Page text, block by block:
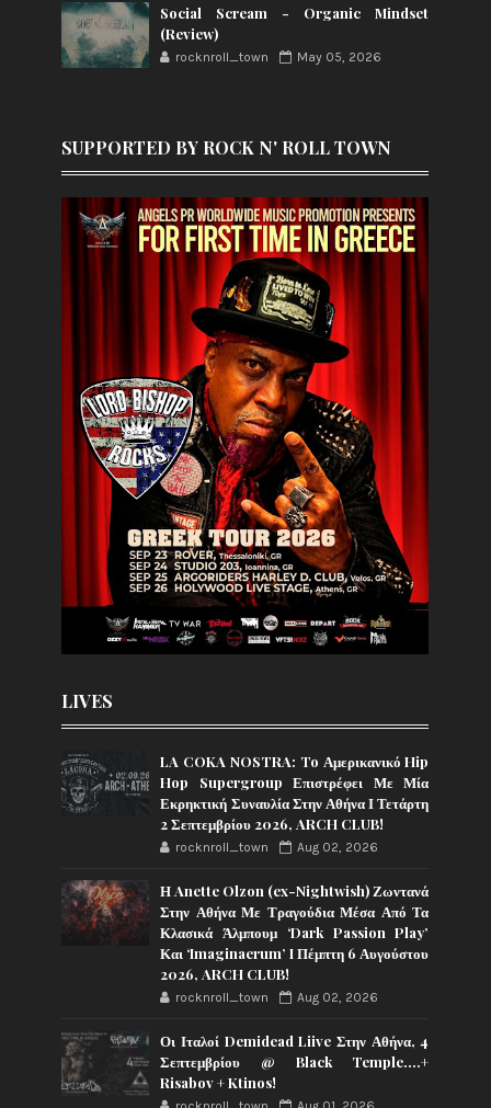
Social Scream - Organic Mindset
(Review)
rocknroll_town May 05, 2026
SUPPORTED BY ROCK N' ROLL TOWN
LIVES
LA COKA NOSTRA: To Αμερικανικό Hip
Hop Supergroup Επιστρέφει Με Μία
Εκρηκτική Συναυλία Στην Αθήνα Ι Τετάρτη
2 Σεπτεμβρίου 2026, ARCH CLUB!
rocknroll_town Aug 02, 2026
Η Anette Olzon (ex-Nightwish) Ζωντανά
Στην Αθήνα Με Τραγούδια Μέσα Από Τα
Κλασικά Άλμπουμ ‘Dark Passion Play’
Και ‘Imaginaerum’ I Πέμπτη 6 Αυγούστου
2026, ARCH CLUB!
rocknroll_town Aug 02, 2026
Οι Ιταλοί Demidead Liive Στην Αθήνα, 4
Σεπτεμβρίου @ Black Temple….+
Risabov + Ktinos!